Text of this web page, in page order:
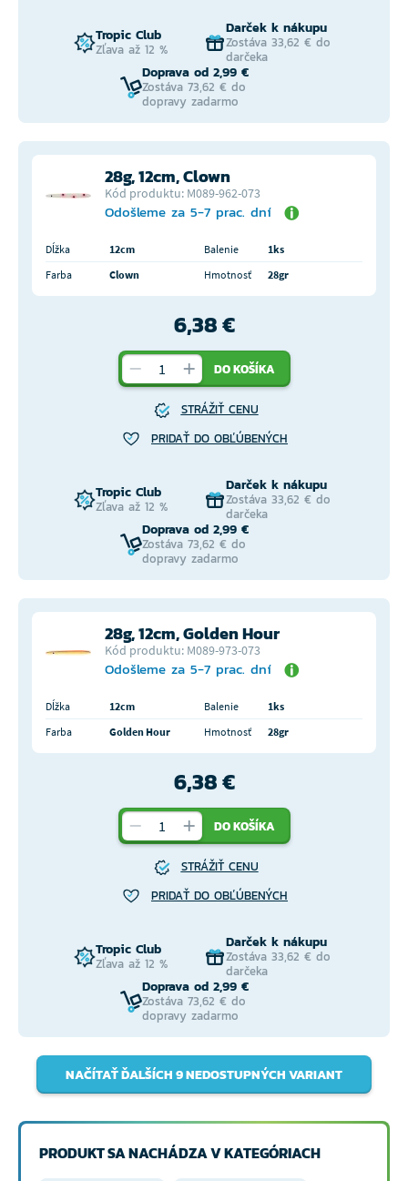
Tropic Club
Zľava až 12 %
Darček k nákupu
Zostáva 33,62 € do
darčeka
Doprava od 2,99 €
Zostáva 73,62 € do
dopravy zadarmo
28g, 12cm, Clown
Kód produktu: M089-962-073
Odošleme za 5-7 prac. dní
Dĺžka 12cm Balenie
1ks
Farba
Clown Hmotnosť 28gr
6,38 €
DO KOŠÍKA
STRÁŽIŤ CENU
PRIDAŤ DO OBĽÚBENÝCH
Tropic Club
Zľava až 12 %
Darček k nákupu
Zostáva 33,62 € do
darčeka
Doprava od 2,99 €
Zostáva 73,62 € do
dopravy zadarmo
28g, 12cm, Golden Hour
Kód produktu: M089-973-073
Odošleme za 5-7 prac. dní
Dĺžka 12cm Balenie
1ks
Farba
Golden Hour Hmotnosť 28gr
6,38 €
DO KOŠÍKA
STRÁŽIŤ CENU
PRIDAŤ DO OBĽÚBENÝCH
Tropic Club
Zľava až 12 %
Darček k nákupu
Zostáva 33,62 € do
darčeka
Doprava od 2,99 €
Zostáva 73,62 € do
dopravy zadarmo
NAČÍTAŤ ĎALŠÍCH 9 NEDOSTUPNÝCH VARIANT
PRODUKT SA NACHÁDZA V KATEGÓRIACH